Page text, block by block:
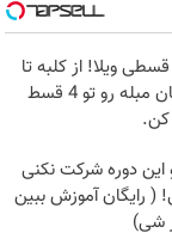
قسطی ویلا! از کلبه تا
آپارتمان مبله رو تو 4 قسط
کن.
این دوره شرکت نکنی
( رایگان آموزش ببین
شی)